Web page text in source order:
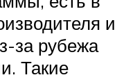
и
за рубежа
Такие